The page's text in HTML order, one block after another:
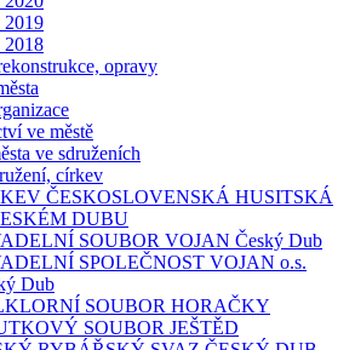
2019
2018
opravy
ve městě
ve sdruženích
církev
ČESKOSLOVENSKÁ HUSITSKÁ
DUBU
SOUBOR VOJAN Český Dub
SPOLEČNOST VOJAN o.s.
Dub
SOUBOR HORAČKY
SOUBOR JEŠTĚD